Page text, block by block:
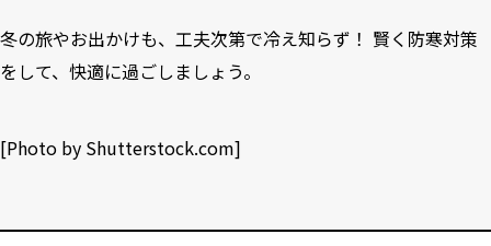
冬の旅やお出かけも、工夫次第で冷え知らず！ 賢く防寒対策
をして、快適に過ごしましょう。
[Photo by Shutterstock.com]